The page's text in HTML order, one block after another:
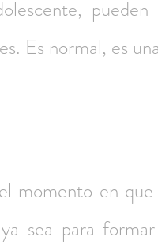
Es normal, es
momento en
sea para